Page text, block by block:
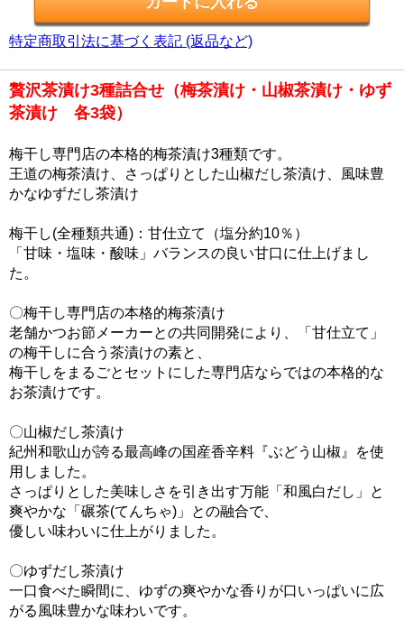
特定商取引法に基づく表記 (返品など)
贅沢茶漬け3種詰合せ（梅茶漬け・山椒茶漬け・ゆず
茶漬け 各3袋）
梅干し専門店の本格的梅茶漬け3種類です。
王道の梅茶漬け、さっぱりとした山椒だし茶漬け、風味豊
かなゆずだし茶漬け
梅干し(全種類共通)：甘仕立て（塩分約10％）
「甘味・塩味・酸味」バランスの良い甘口に仕上げまし
た。
〇梅干し専門店の本格的梅茶漬け
老舗かつお節メーカーとの共同開発により、「甘仕立て」
の梅干しに合う茶漬けの素と、
梅干しをまるごとセットにした専門店ならではの本格的な
お茶漬けです。
〇山椒だし茶漬け
紀州和歌山が誇る最高峰の国産香辛料『ぶどう山椒』を使
用しました。
さっぱりとした美味しさを引き出す万能「和風白だし」と
爽やかな「碾茶(てんちゃ)」との融合で、
優しい味わいに仕上がりました。
〇ゆずだし茶漬け
一口食べた瞬間に、ゆずの爽やかな香りが口いっぱいに広
がる風味豊かな味わいです。